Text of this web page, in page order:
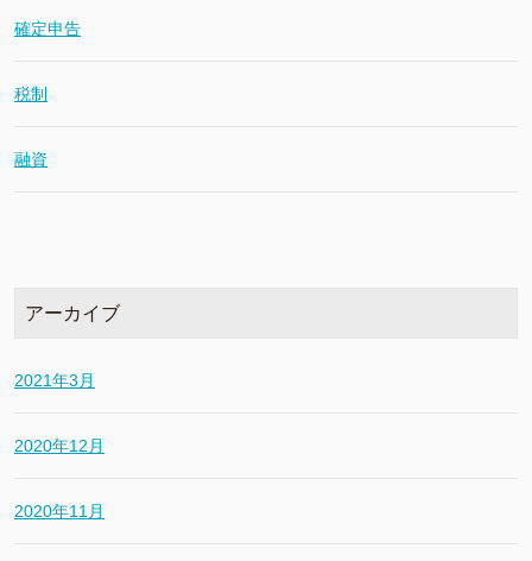
確定申告
税制
融資
アーカイブ
2021年3月
2020年12月
2020年11月